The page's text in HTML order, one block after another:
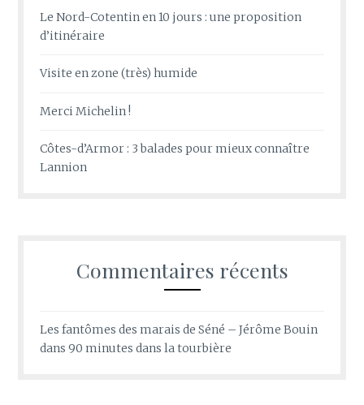
Le Nord-Cotentin en 10 jours : une proposition
d’itinéraire
Visite en zone (très) humide
Merci Michelin !
Côtes-d’Armor : 3 balades pour mieux connaître
Lannion
Commentaires récents
Les fantômes des marais de Séné – Jérôme Bouin
dans90 minutes dans la tourbière